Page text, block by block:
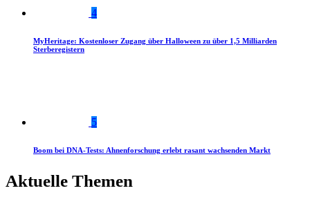
4
MyHeritage: Kostenloser Zugang über Halloween zu über 1,5 Milliarden
Sterberegistern
5
Boom bei DNA-Tests: Ahnenforschung erlebt rasant wachsenden Markt
Aktuelle Themen